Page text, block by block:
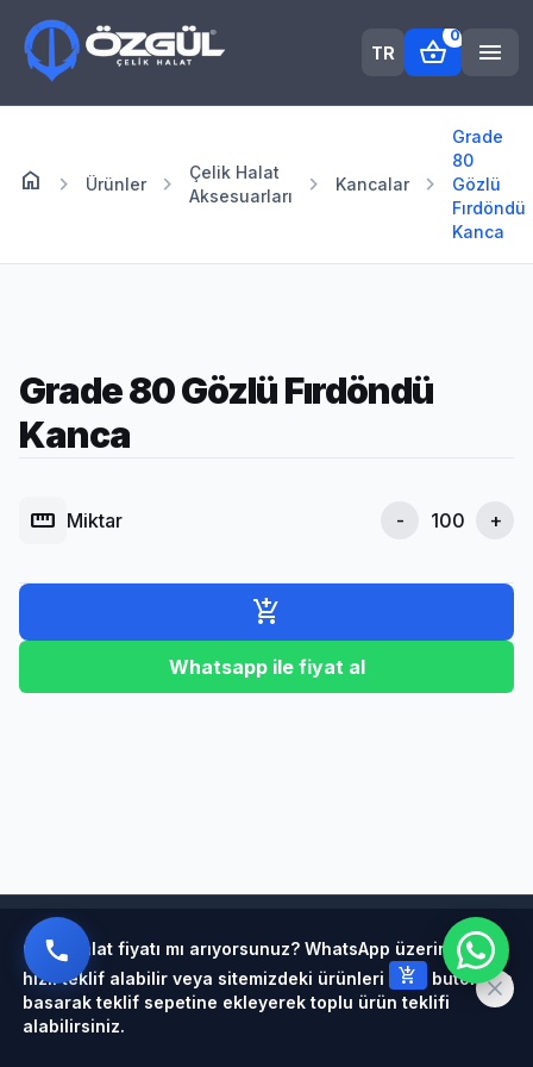
TR shopping_basket
0
menu
home Anasayfa
chevron_right Ürünler chevron_right
Çelik Halat
Aksesuarları
chevron_right Kancalar chevron_right
Grade
80
Gözlü
Fırdöndü
Kanca
Grade 80 Gözlü Fırdöndü
Kanca
straighten Miktar - +
add_shopping_cart
Whatsapp ile fiyat al
Çelik halat fiyatı mı arıyorsunuz? WhatsApp üzerinden
hızlı teklif alabilir veya sitemizdeki ürünleri
add_shopping_cart
butonuna
basarak teklif sepetine ekleyerek toplu ürün teklifi
alabilirsiniz.